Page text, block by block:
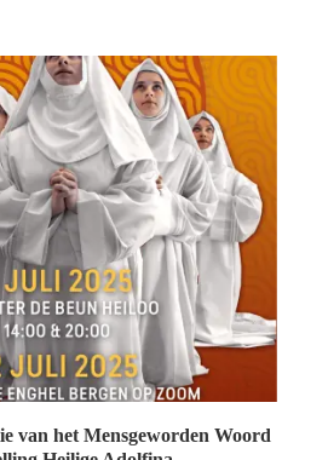
van het Mensgeworden Woord